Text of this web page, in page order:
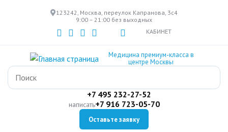
к
основному
содержанию
123242, Москва, переулок Капранова, 3с4
9:00 – 21:00 без выходных
КАБИНЕТ
Медицина премиум-класса в
центре Москвы
+7 495 232-27-52
написать+7 916 723-05-70
Оставьте заявку